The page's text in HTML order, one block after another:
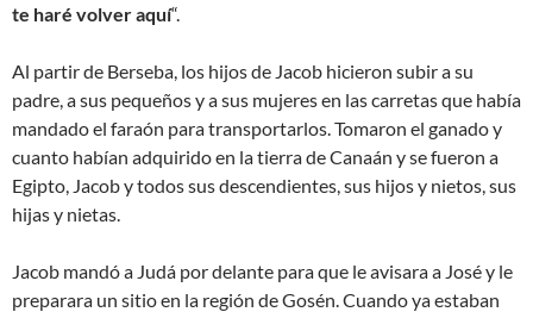
te haré volver aquí“.
Al partir de Berseba, los hijos de Jacob hicieron subir a su
padre, a sus pequeños y a sus mujeres en las carretas que había
mandado el faraón para transportarlos. Tomaron el ganado y
cuanto habían adquirido en la tierra de Canaán y se fueron a
Egipto, Jacob y todos sus descendientes, sus hijos y nietos, sus
hijas y nietas.
Jacob mandó a Judá por delante para que le avisara a José y le
preparara un sitio en la región de Gosén. Cuando ya estaban